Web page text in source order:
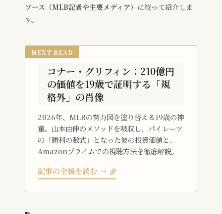
ソース（MLB記者や主要メディア） に絞って紹介しま
す。
NEXT READ
コナー・グリフィン：210億円
の価値を19歳で証明する「規
格外」の肖像
2026年、MLBの勢力図を塗り替える19歳の神
童。山本由伸のメソッドを吸収し、パイレーツ
の「勝利の数式」となった彼の投資価値と、
Amazonプライムでの視聴方法を徹底解説。
記事の全貌を読む →